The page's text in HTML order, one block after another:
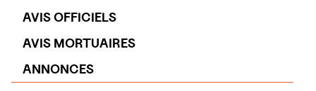
AVIS OFFICIELS
AVIS MORTUAIRES
ANNONCES